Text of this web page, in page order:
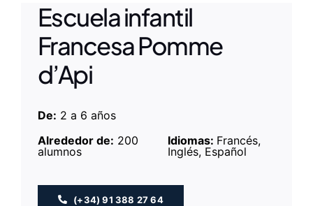
Escuela infantil
Francesa Pomme
d’Api
De: 2 a 6 años
Alrededor de: 200
alumnos
Idiomas: Francés,
Inglés, Español
(+34) 91 388 27 64